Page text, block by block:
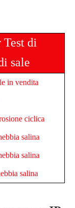
Test di
sale
in vendita
ciclica
salina
salina
salina